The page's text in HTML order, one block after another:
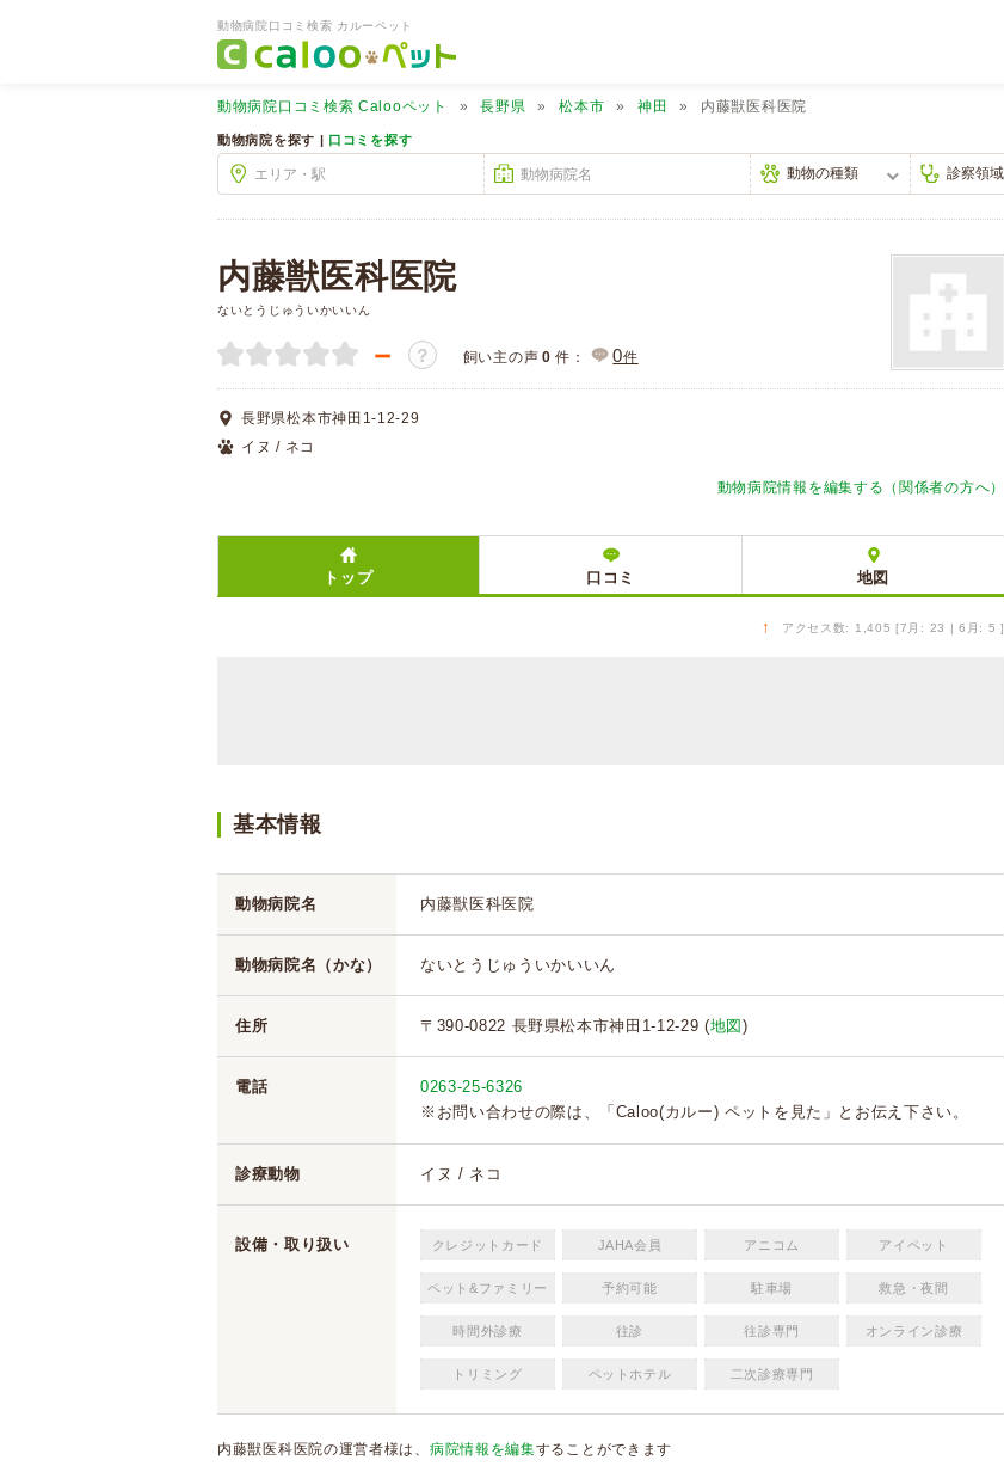
動物病院口コミ検索 カルーペット
動物病院口コミ検索 Calooペット 長野県 松本市 神田 内藤獣医科医院
動物病院を探す | 口コミを探す
内藤獣医科医院
ないとうじゅういかいいん
－ ？ 飼い主の声 0 件： 0件
長野県松本市神田1-12-29
イヌ / ネコ
動物病院情報を編集する（関係者の方へ）
トップ 口コミ 地図
↑ アクセス数: 1,405 [7月: 23 | 6月: 5 ]
基本情報
動物病院名 内藤獣医科医院
動物病院名（かな） ないとうじゅういかいいん
住所 〒390-0822 長野県松本市神田1-12-29 (地図 )
電話
0263-25-6326
※お問い合わせの際は、「Caloo(カルー) ペットを見た」とお伝え下さい。
診療動物 イヌ / ネコ
設備・取り扱い クレジットカード JAHA会員 アニコム アイペット
ペット&ファミリー 予約可能 駐車場 救急・夜間
時間外診療 往診 往診専門 オンライン診療
トリミング ペットホテル 二次診療専門
内藤獣医科医院の運営者様は、 病院情報を編集することができます